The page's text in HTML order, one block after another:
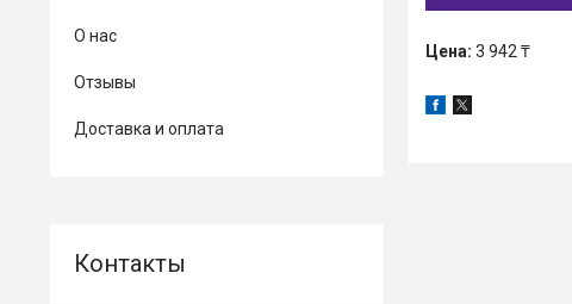
Цена: 3 942 ₸
О нас
Отзывы
Доставка и оплата